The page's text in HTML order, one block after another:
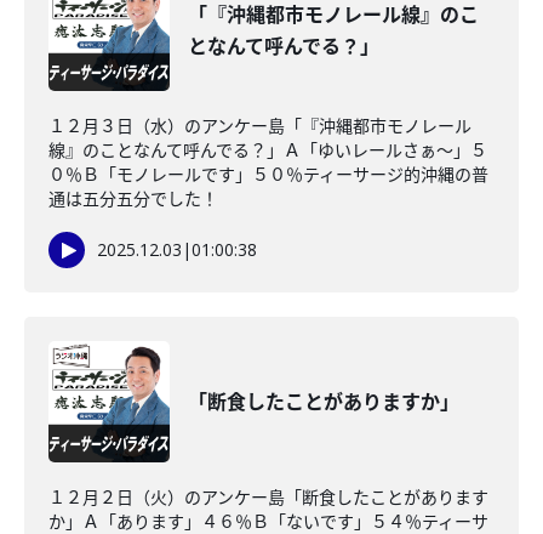
「『沖縄都市モノレール線』のこ
となんて呼んでる？」
１２月３日（水）のアンケー島「『沖縄都市モノレール
線』のことなんて呼んでる？」Ａ「ゆいレールさぁ〜」５
０％Ｂ「モノレールです」５０％ティーサージ的沖縄の普
通は五分五分でした！
2025.12.03 |01:00:38
「断食したことがありますか」
１２月２日（火）のアンケー島「断食したことがあります
か」Ａ「あります」４６％Ｂ「ないです」５４％ティーサ